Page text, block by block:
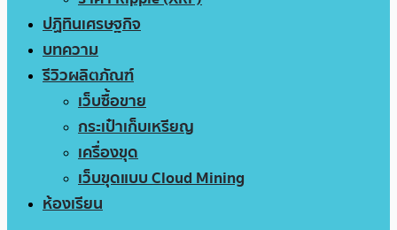
ปฏิทินเศรษฐกิจ
บทความ
รีวิวผลิตภัณฑ์
เว็บซื้อขาย
กระเป๋าเก็บเหรียญ
เครื่องขุด
เว็บขุดแบบ Cloud Mining
ห้องเรียน